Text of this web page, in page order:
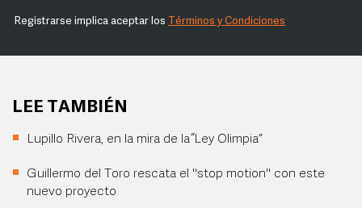
Registrarse implica aceptar los Términos y Condiciones
LEE TAMBIÉN
Lupillo Rivera, en la mira de la “Ley Olimpia”
Guillermo del Toro rescata el "stop motion" con este
nuevo proyecto